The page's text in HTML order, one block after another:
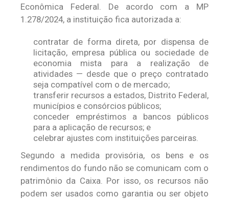
Econômica Federal. De acordo com a MP
1.278/2024, a instituição fica autorizada a:
contratar de forma direta, por dispensa de
licitação, empresa pública ou sociedade de
economia mista para a realização de
atividades — desde que o preço contratado
seja compatível com o de mercado;
transferir recursos a estados, Distrito Federal,
municípios e consórcios públicos;
conceder empréstimos a bancos públicos
para a aplicação de recursos; e
celebrar ajustes com instituições parceiras.
Segundo a medida provisória, os bens e os
rendimentos do fundo não se comunicam com o
patrimônio da Caixa. Por isso, os recursos não
podem ser usados como garantia ou ser objeto